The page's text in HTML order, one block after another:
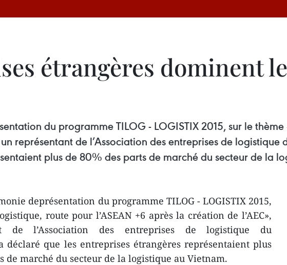
étrangères dominent
du programme TILOG - LOGISTIX 2015, sur le
représentant de l’Association des entreprises de
plus de 80% des parts de marché du secteur de la
deprésentation du programme TILOG - LOGISTIX 2015,
route pour l’ASEAN +6 après la création de l’AEC»,
de l’Association des entreprises de logistique du
déclaré que les entreprises étrangères représentaient plus
de marché du secteur de la logistique au Vietnam.